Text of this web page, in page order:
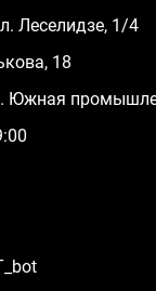
Леселидзе, 1/4
18
Южная